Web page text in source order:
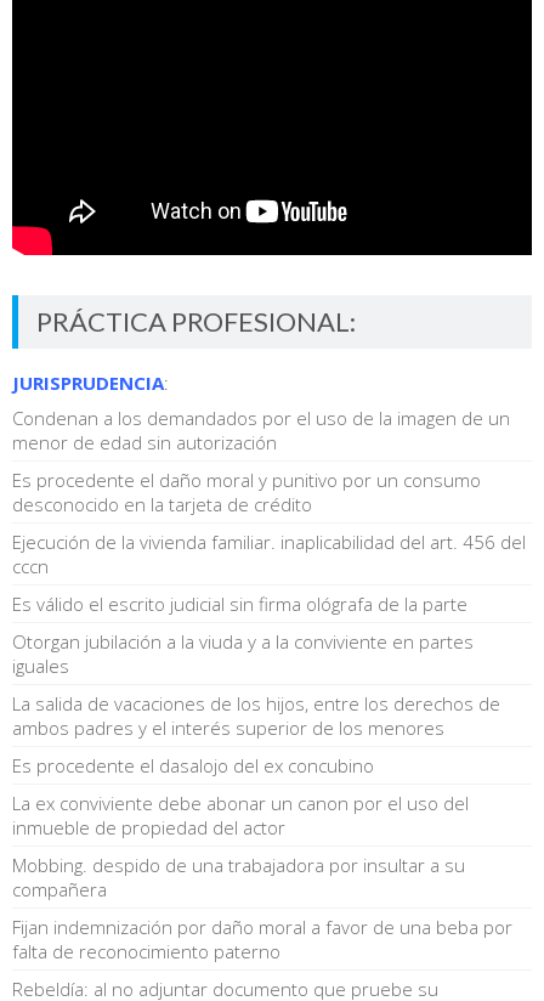
PRÁCTICA PROFESIONAL:
JURISPRUDENCIA:
Condenan a los demandados por el uso de la imagen de un
menor de edad sin autorización
Es procedente el daño moral y punitivo por un consumo
desconocido en la tarjeta de crédito
Ejecución de la vivienda familiar. inaplicabilidad del art. 456 del
cccn
Es válido el escrito judicial sin firma ológrafa de la parte
Otorgan jubilación a la viuda y a la conviviente en partes
iguales
La salida de vacaciones de los hijos, entre los derechos de
ambos padres y el interés superior de los menores
Es procedente el dasalojo del ex concubino
La ex conviviente debe abonar un canon por el uso del
inmueble de propiedad del actor
Mobbing. despido de una trabajadora por insultar a su
compañera
Fijan indemnización por daño moral a favor de una beba por
falta de reconocimiento paterno
Rebeldía: al no adjuntar documento que pruebe su